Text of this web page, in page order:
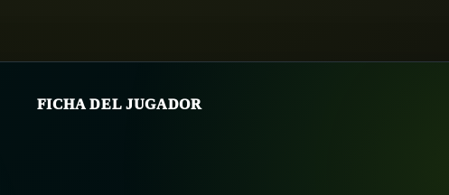
FICHA DEL JUGADOR